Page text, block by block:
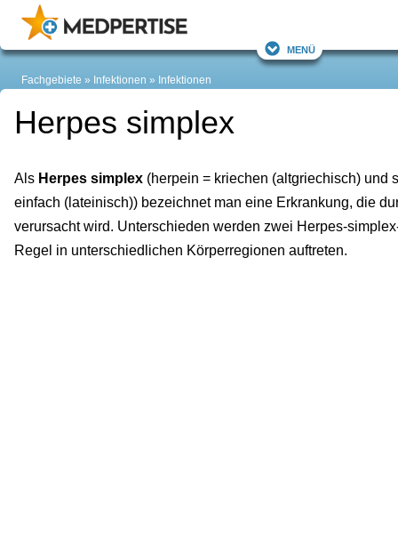
Menü
Fachgebiete Infektionen Infektionen
Herpes simplex
Als Herpes simplex (herpein = kriechen (altgriechisch) und
einfach (lateinisch)) bezeichnet man eine Erkrankung, die
verursacht wird. Unterschieden werden zwei Herpes-
Regel in unterschiedlichen Körperregionen auftreten.